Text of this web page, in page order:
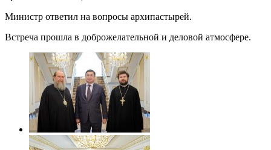
Министр ответил на вопросы архипастырей.
Встреча прошла в доброжелательной и деловой атмосфере.